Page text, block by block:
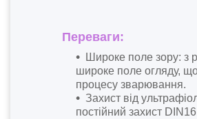
Переваги:
Широке поле зору: з
широке поле огляду,
процесу зварювання.
Захист від
постійний захист